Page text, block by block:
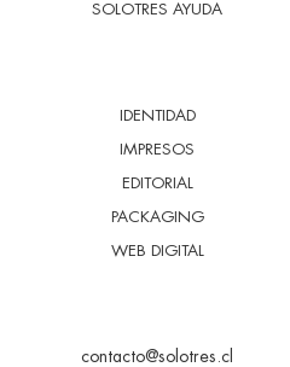
SOLOTRES AYUDA
IDENTIDAD
IMPRESOS
EDITORIAL
PACKAGING
WEB DIGITAL
contacto@solotres.cl